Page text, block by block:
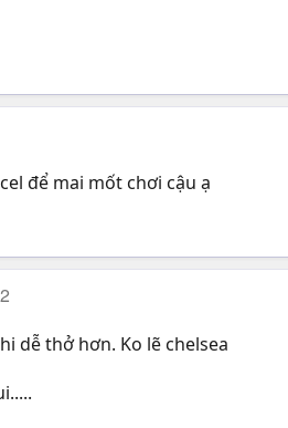
để mai mốt chơi cậu ạ
dễ thở hơn. Ko lẽ chelsea